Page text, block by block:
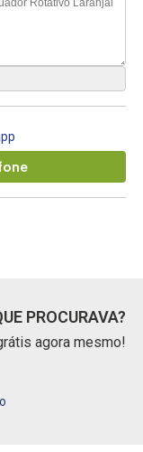
PROCURAVA?
agora mesmo!